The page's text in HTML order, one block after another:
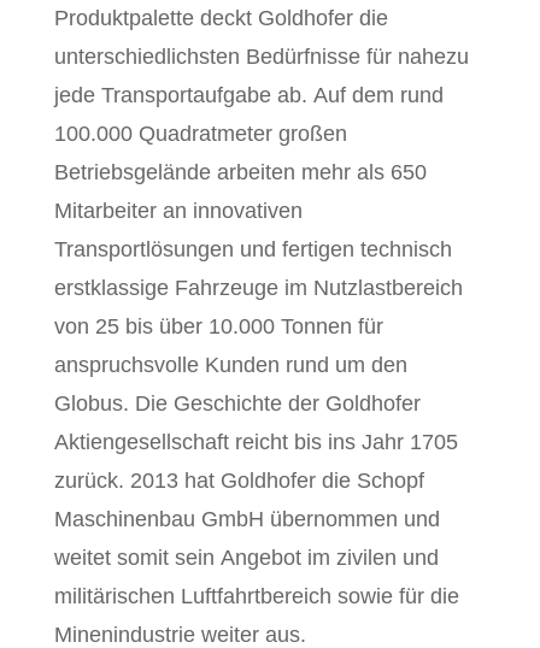
Produktpalette deckt Goldhofer die
unterschiedlichsten Bedürfnisse für nahezu
jede Transportaufgabe ab. Auf dem rund
100.000 Quadratmeter großen
Betriebsgelände arbeiten mehr als 650
Mitarbeiter an innovativen
Transportlösungen und fertigen technisch
erstklassige Fahrzeuge im Nutzlastbereich
von 25 bis über 10.000 Tonnen für
anspruchsvolle Kunden rund um den
Globus. Die Geschichte der Goldhofer
Aktiengesellschaft reicht bis ins Jahr 1705
zurück. 2013 hat Goldhofer die Schopf
Maschinenbau GmbH übernommen und
weitet somit sein Angebot im zivilen und
militärischen Luftfahrtbereich sowie für die
Minenindustrie weiter aus.